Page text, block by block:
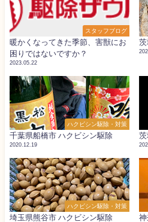
スタッフブログ
暖かくなってきた季節、害獣にお
困りではないですか？
2023.05.22
茨
ハクビシン駆除・対策
千葉県船橋市 ハクビシン駆除
2020.12.19
茨
ハクビシン駆除・対策
埼玉県熊谷市 ハクビシン駆除
神